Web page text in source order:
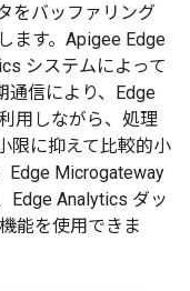
をバッファリング
ます。Apigee Edge
システムによって
通信により、Edge
用しながら、処理
限に抑えて比較的小
Edge Microgateway
Edge Analytics ダッ
能を使用できま